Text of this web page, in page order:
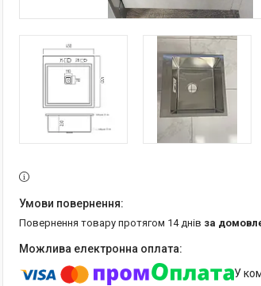
повернення товару протягом 14 днів за
У